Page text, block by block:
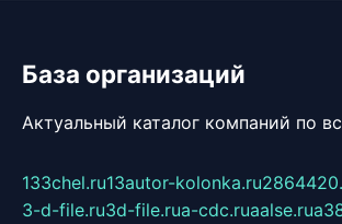
База организаций
Актуальный каталог компаний по
133chel.ru13autor-kolonka.ru
3-d-file.ru3d-file.rua-cdc.ruaalse.ru